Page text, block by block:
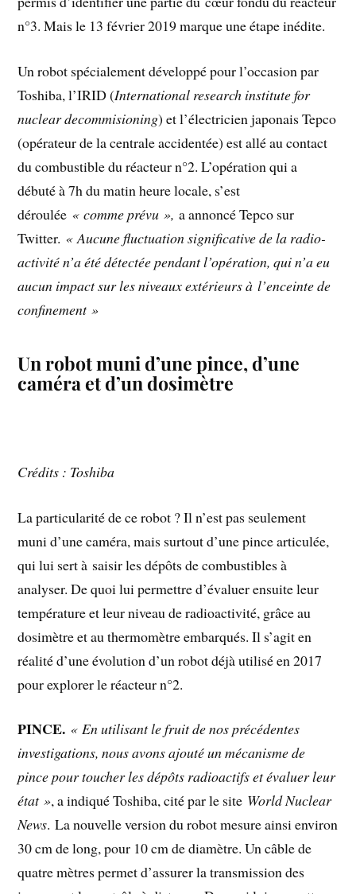
n°3. Mais le 13 février 2019 marque une étape inédite.
Un robot spécialement développé pour l’occasion par
Toshiba, l’IRID (International research institute for
nuclear decommisioning) et l’électricien japonais Tepco
(opérateur de la centrale accidentée) est allé au contact
du combustible du réacteur n°2. L’opération qui a
débuté à 7h du matin heure locale, s’est
déroulée « comme prévu », a annoncé Tepco sur
Twitter. « Aucune fluctuation significative de la radio-
activité n’a été détectée pendant l’opération, qui n’a eu
aucun impact sur les niveaux extérieurs à l’enceinte de
confinement »
Un robot muni d’une pince, d’une
caméra et d’un dosimètre
Crédits : Toshiba
La particularité de ce robot ? Il n’est pas seulement
muni d’une caméra, mais surtout d’une pince articulée,
qui lui sert à saisir les dépôts de combustibles à
analyser. De quoi lui permettre d’évaluer ensuite leur
température et leur niveau de radioactivité, grâce au
dosimètre et au thermomètre embarqués. Il s’agit en
réalité d’une évolution d’un robot déjà utilisé en 2017
pour explorer le réacteur n°2.
PINCE. « En utilisant le fruit de nos précédentes
investigations, nous avons ajouté un mécanisme de
pince pour toucher les dépôts radioactifs et évaluer leur
état », a indiqué Toshiba, cité par le site World Nuclear
News. La nouvelle version du robot mesure ainsi environ
30 cm de long, pour 10 cm de diamètre. Un câble de
quatre mètres permet d’assurer la transmission des